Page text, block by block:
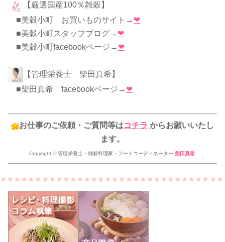
【厳選国産100％雑穀】
■美穀小町 お買いものサイト→ ❤
■美穀小町スタッフブログ→ ❤
■美穀小町facebookページ→ ❤
【管理栄養士 柴田真希】
■柴田真希 facebookページ→ ❤
お仕事のご依頼・ご質問等はコチラ からお願いいたし
ます。
Copyright © 管理栄養士・雑穀料理家・フードコーディネーター 柴田真希